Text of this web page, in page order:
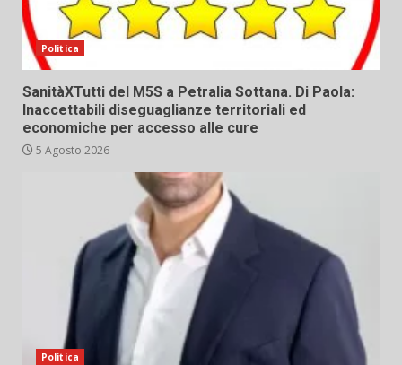
Politica
SanitàXTutti del M5S a Petralia Sottana. Di Paola:
Inaccettabili diseguaglianze territoriali ed
economiche per accesso alle cure
5 Agosto 2026
Politica